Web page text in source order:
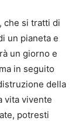
che si tratti di
un pianeta e
un giorno e
in seguito
della
vita vivente
potresti